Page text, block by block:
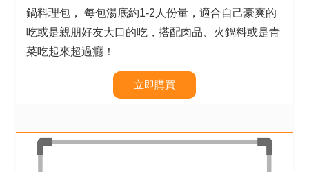
鍋料理包， 每包湯底約1-2人份量，適合自己豪爽的
吃或是親朋好友大口的吃，搭配肉品、火鍋料或是青
菜吃起來超過癮！
立即購買